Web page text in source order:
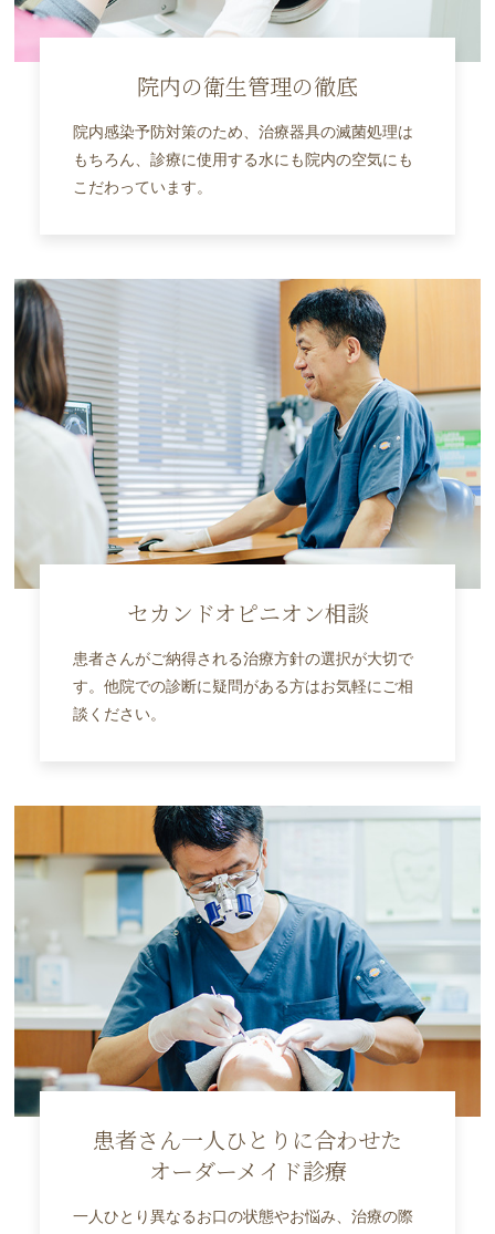
院内の衛生管理の徹底
院内感染予防対策のため、治療器具の滅菌処理は
もちろん、診療に使用する水にも院内の空気にも
こだわっています。
セカンドオピニオン相談
患者さんがご納得される治療方針の選択が大切で
す。他院での診断に疑問がある方はお気軽にご相
談ください。
患者さん一人ひとりに合わせた
オーダーメイド診療
一人ひとり異なるお口の状態やお悩み、治療の際